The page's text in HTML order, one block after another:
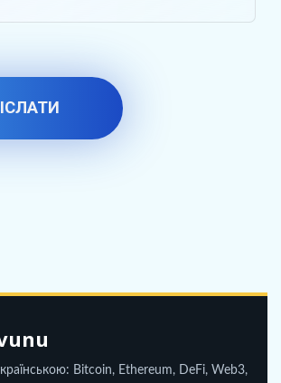
Bitcoin, Ethereum, DeFi, Web3,